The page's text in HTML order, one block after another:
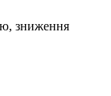
зниження